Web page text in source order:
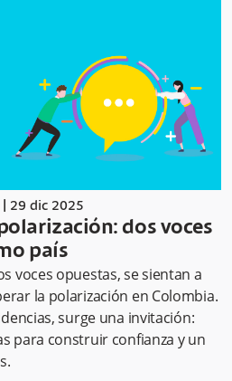
29 dic 2025
dos voces
país
voces opuestas, se sientan a
la polarización en Colombia.
surge una invitación:
para construir confianza y un